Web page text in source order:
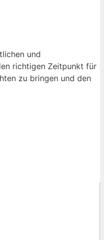
und
richtigen Zeitpunkt für
zu bringen und den